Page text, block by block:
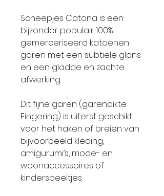
Scheepjes Catona is een
bijzonder populair 100%
gemerceriseerd katoenen
garen met een subtiele glans
en een gladde en zachte
afwerking.
Dit fijne garen (garendikte
Fingering) is uiterst geschikt
voor het haken of breien van
bijvoorbeeld kleding,
amigurumi’s, mode- en
woonaccessoires of
kinderspeeltjes.